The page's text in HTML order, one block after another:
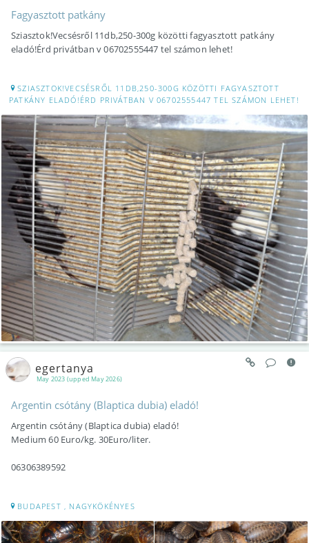
Fagyasztott patkány
Sziasztok!Vecsésről 11db,250-300g közötti fagyasztott patkány
eladó!Érd privátban v 06702555447 tel számon lehet!
SZIASZTOK!VECSÉSRŐL 11DB,250-300G KÖZÖTTI FAGYASZTOTT
PATKÁNY ELADÓ!ÉRD PRIVÁTBAN V 06702555447 TEL SZÁMON LEHET!
May 2023 (upped May 2026)
egertanya
Argentin csótány (Blaptica dubia) eladó!
Argentin csótány (Blaptica dubia) eladó!
Medium 60 Euro/kg. 30Euro/liter.
06306389592
BUDAPEST , NAGYKÖKÉNYES